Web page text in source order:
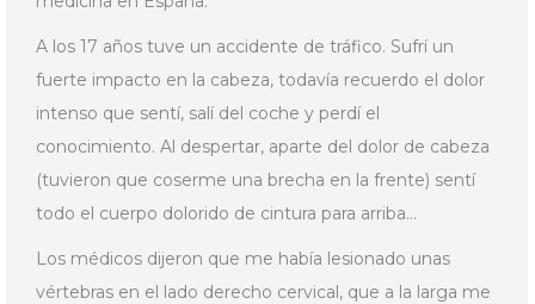
A los 17 años tuve un accidente de tráfico. Sufrí un
fuerte impacto en la cabeza, todavía recuerdo el dolor
intenso que sentí, salí del coche y perdí el
conocimiento. Al despertar, aparte del dolor de cabeza
(tuvieron que coserme una brecha en la frente) sentí
todo el cuerpo dolorido de cintura para arriba…
Los médicos dijeron que me había lesionado unas
vértebras en el lado derecho cervical, que a la larga me